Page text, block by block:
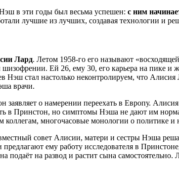
в эти годы был весьма успешен: с ним
лучшие из лучших, создавая технологии и
Лард. Летом 1958-го его называют
Ей 26, ему 30, его карьера на пике и
Нэш стал настолько неконтролируем, что
врачи.
о намерении переехать в Европу.
Принстон, но симптомы Нэша не дают им
многочасовые монологии о политике
совет Алисии, матери и сестры Нэша
ему работу исследователя в
подаёт на развод и растит сына